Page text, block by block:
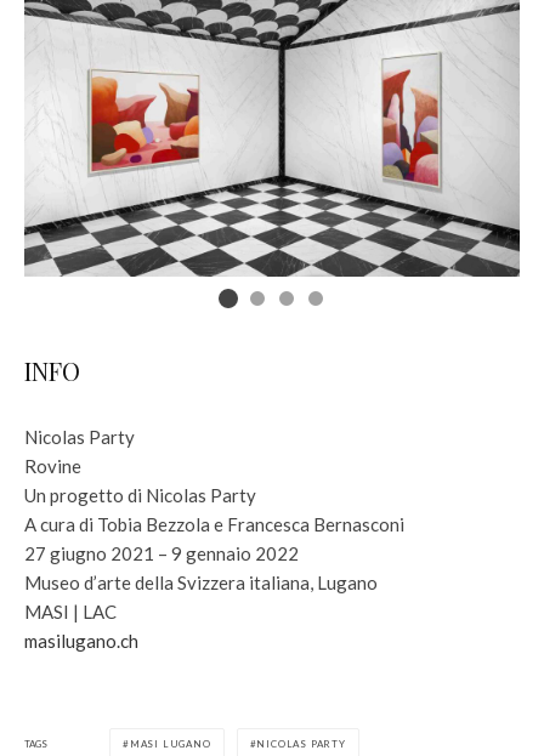
INFO
Nicolas Party
Rovine
Un progetto di Nicolas Party
A cura di Tobia Bezzola e Francesca Bernasconi
27 giugno 2021 – 9 gennaio 2022
Museo d’arte della Svizzera italiana, Lugano
MASI | LAC
masilugano.ch
TAGS MASI LUGANO NICOLAS PARTY